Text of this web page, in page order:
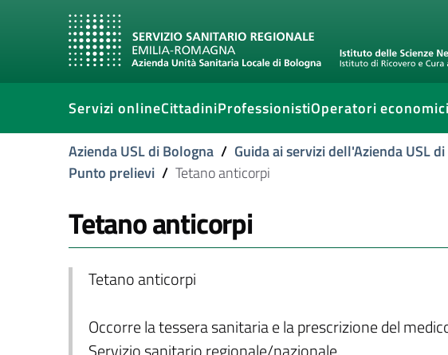
Servizi onlineCittadiniProfessionistiOperatori economici
Azienda USL di Bologna / Guida ai servizi dell'Azienda USL
Punto prelievi / Tetano anticorpi
Tetano anticorpi
Tetano anticorpi
Occorre la tessera sanitaria e la prescrizione del